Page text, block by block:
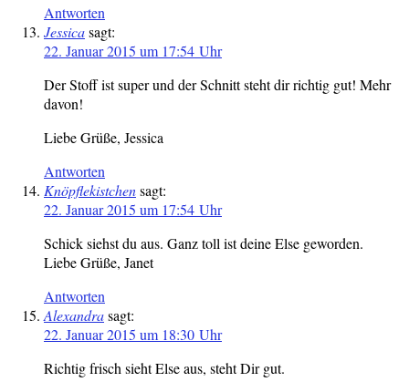
Antworten
Jessicasagt:
22. Januar 2015 um 17:54 Uhr
Der Stoff ist super und der Schnitt steht dir richtig gut! Mehr
davon!
Liebe Grüße, Jessica
Antworten
Knöpflekistchensagt:
22. Januar 2015 um 17:54 Uhr
Schick siehst du aus. Ganz toll ist deine Else geworden.
Liebe Grüße, Janet
Antworten
Alexandrasagt:
22. Januar 2015 um 18:30 Uhr
Richtig frisch sieht Else aus, steht Dir gut.